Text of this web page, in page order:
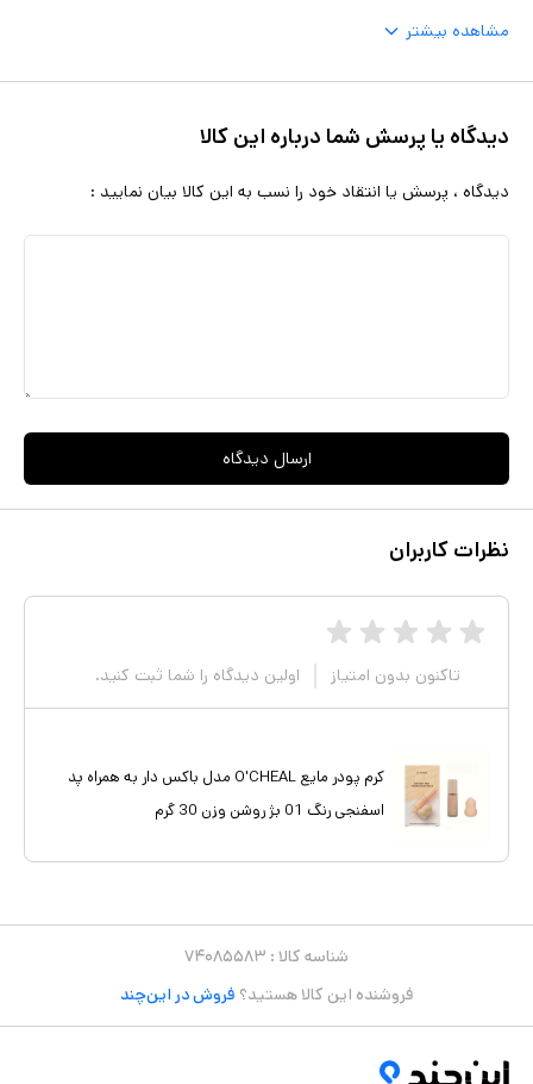
اسفنج یا براش آرایشی روی پوست بزنید و به آرامی پخش کنید. این
محصول به دلیل بافت سبک خود، قابلیت ساختپذیری دارد و میتوان
ترکیبی از ویژگیهای پوستدوستی، کنترل چربی و دوام بالا، انتخابی عالی
برای افرادی است که به دنبال یک آرایش ماندگار و طبیعی هستند. اگر
مشاهده بیشتر
دیدگاه یا پرسش شما درباره این کالا
دیدگاه ، پرسش یا انتقاد خود را نسب به این کالا بیان نمایید :
ارسال دیدگاه
نظرات کاربران
تاکنون بدون امتیاز اولین دیدگاه را شما ثبت کنید.
کرم پودر مایع O'CHEAL مدل باکس دار به همراه پد
اسفنجی رنگ 01 بژ روشن وزن 30 گرم
شناسه کالا : ۷۴۰۸۵۵۸۳
فروشنده این کالا هستید؟ فروش در این‌چند